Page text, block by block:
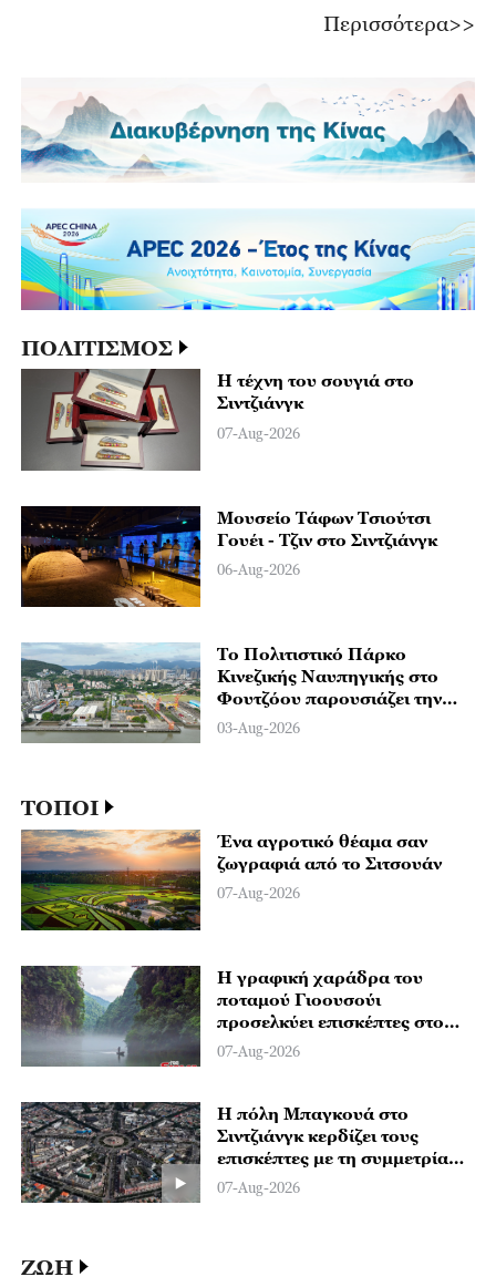
Περισσότερα>>
ΠΟΛΙΤΙΣΜΟΣ
Η τέχνη του σουγιά στο
Σιντζιάνγκ
07-Aug-2026
Μουσείο Τάφων Τσιούτσι
Γουέι - Τζιν στο Σιντζιάνγκ
06-Aug-2026
Το Πολιτιστικό Πάρκο
Κινεζικής Ναυπηγικής στο
Φουτζόου παρουσιάζει την
κληρονομιά της σύγχρονης
ναυπηγικής
03-Aug-2026
ΤΟΠΟΙ
Ένα αγροτικό θέαμα σαν
ζωγραφιά από το Σιτσουάν
07-Aug-2026
Η γραφική χαράδρα του
ποταμού Γιοουσούι
προσελκύει επισκέπτες στο
Χουμπέι
07-Aug-2026
Η πόλη Μπαγκουά στο
Σιντζιάνγκ κερδίζει τους
επισκέπτες με τη συμμετρία
και τις γεύσεις της
07-Aug-2026
ΖΩΗ